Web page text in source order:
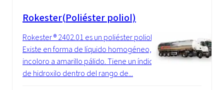
Rokester(Poliéster poliol)
Rokester ® 2402.01 es un poliéster poliol.
Existe en forma de líquido homogéneo, de
incoloro a amarillo pálido. Tiene un índice
de hidroxilo dentro del rango de...